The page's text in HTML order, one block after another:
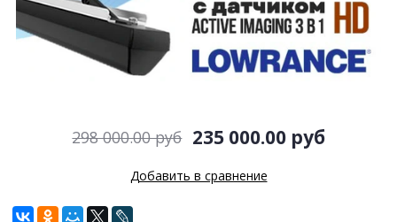
298 000.00 руб 235 000.00 руб
Добавить в сравнение